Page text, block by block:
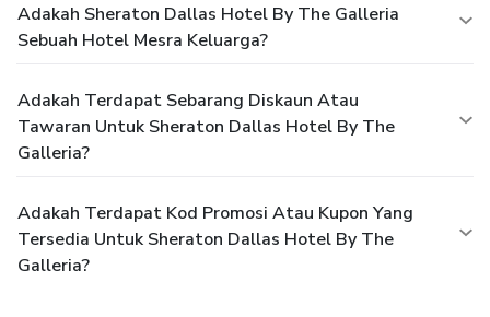
Adakah Sheraton Dallas Hotel By The Galleria
Sebuah Hotel Mesra Keluarga?
Adakah Terdapat Sebarang Diskaun Atau
Tawaran Untuk Sheraton Dallas Hotel By The
Galleria?
Adakah Terdapat Kod Promosi Atau Kupon Yang
Tersedia Untuk Sheraton Dallas Hotel By The
Galleria?